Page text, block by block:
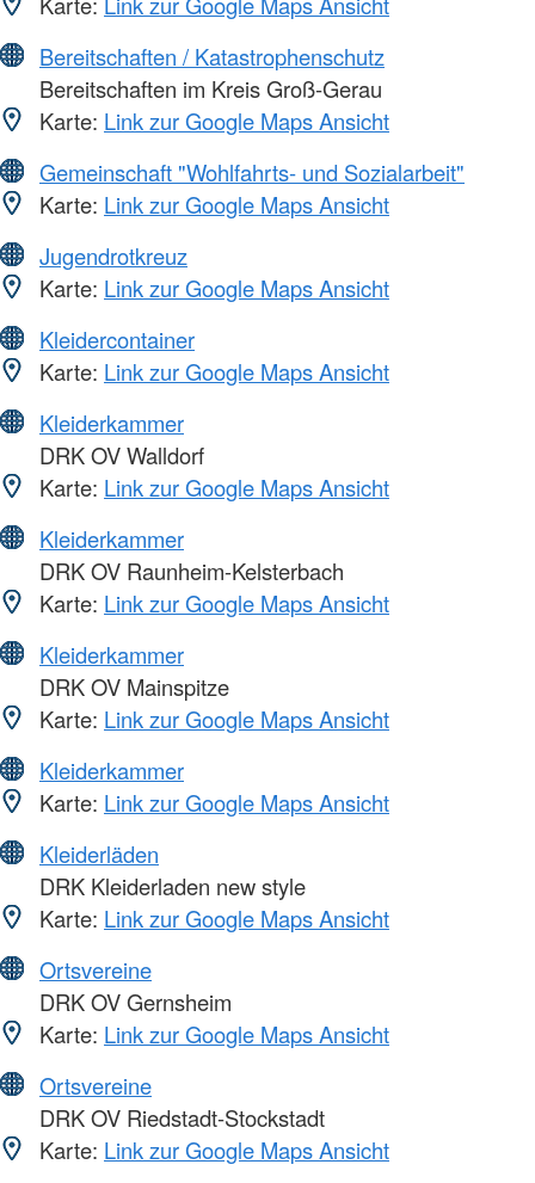
Bereitschaften / Katastrophenschutz
Bereitschaften im Kreis Groß-Gerau
Karte: Link zur Google Maps Ansicht
Gemeinschaft "Wohlfahrts- und Sozialarbeit"
Karte: Link zur Google Maps Ansicht
Jugendrotkreuz
Karte: Link zur Google Maps Ansicht
Kleidercontainer
Karte: Link zur Google Maps Ansicht
Kleiderkammer
DRK OV Walldorf
Karte: Link zur Google Maps Ansicht
Kleiderkammer
DRK OV Raunheim-Kelsterbach
Karte: Link zur Google Maps Ansicht
Kleiderkammer
DRK OV Mainspitze
Karte: Link zur Google Maps Ansicht
Kleiderkammer
Karte: Link zur Google Maps Ansicht
Kleiderläden
DRK Kleiderladen new style
Karte: Link zur Google Maps Ansicht
Ortsvereine
DRK OV Gernsheim
Karte: Link zur Google Maps Ansicht
Ortsvereine
DRK OV Riedstadt-Stockstadt
Karte: Link zur Google Maps Ansicht